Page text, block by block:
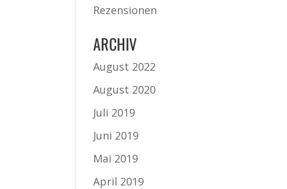
Rezensionen
ARCHIV
August 2022
August 2020
Juli 2019
Juni 2019
Mai 2019
April 2019